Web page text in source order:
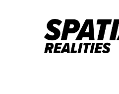
springen